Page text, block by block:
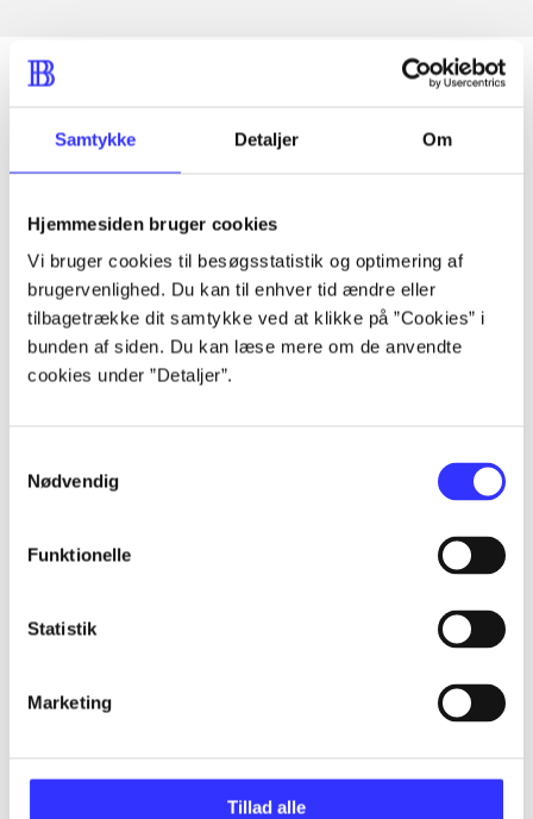
Samtykke Detaljer Om
Hjemmesiden bruger cookies
Vi bruger cookies til besøgsstatistik og optimering af
brugervenlighed. Du kan til enhver tid ændre eller
tilbagetrække dit samtykke ved at klikke på ”Cookies” i
bunden af siden. Du kan læse mere om de anvendte
cookies under ”Detaljer”.
Nødvendig
Funktionelle
Statistik
Marketing
Tillad alle
Artikler
...
...
...
...